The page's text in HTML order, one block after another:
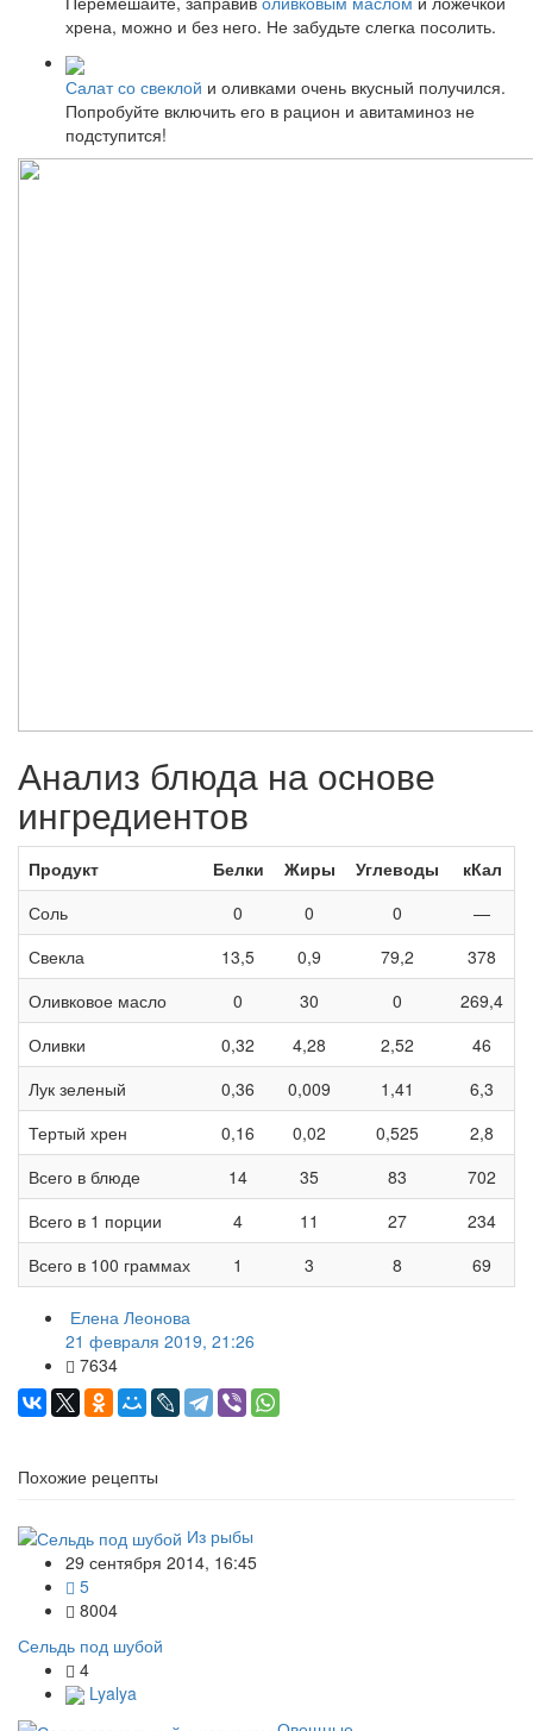
хрена, можно и без него. Не забудьте слегка посолить.
Салат со свеклой и оливками очень вкусный получился.
Попробуйте включить его в рацион и авитаминоз не
подступится!
Анализ блюда на основе
ингредиентов
Продукт Белки Жиры Углеводы
кКал
Соль
0 0 0
—
Свекла
13,5 0,9 79,2
378
Оливковое масло
0 30 0
269,4
Оливки
0,32 4,28 2,52
46
Лук зеленый
0,36 0,009 1,41
6,3
Тертый хрен
0,16 0,02 0,525
2,8
Всего в блюде
14 35 83
702
Всего в 1 порции
4 11 27
234
Всего в 100 граммах
1 3 8 69
Елена Леонова
21 февраля 2019, 21:26
7634
Похожие рецепты
Из рыбы
29 сентября 2014, 16:45
5
8004
Сельдь под шубой
4
Lyalya